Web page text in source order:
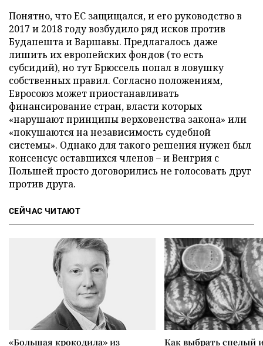
Понятно, что ЕС защищался, и его руководство в
2017 и 2018 году возбудило ряд исков против
Будапешта и Варшавы. Предлагалось даже
лишить их европейских фондов (то есть
субсидий), но тут Брюссель попал в ловушку
собственных правил. Согласно положениям,
Евросоюз может приостанавливать
финансирование стран, власти которых
«нарушают принципы верховенства закона» или
«покушаются на независимость судебной
системы». Однако для такого решения нужен был
консенсус оставшихся членов – и Венгрия с
Польшей просто договорились не голосовать друг
против друга.
СЕЙЧАС ЧИТАЮТ
«Большая крокодила» из Как выбрать спелый